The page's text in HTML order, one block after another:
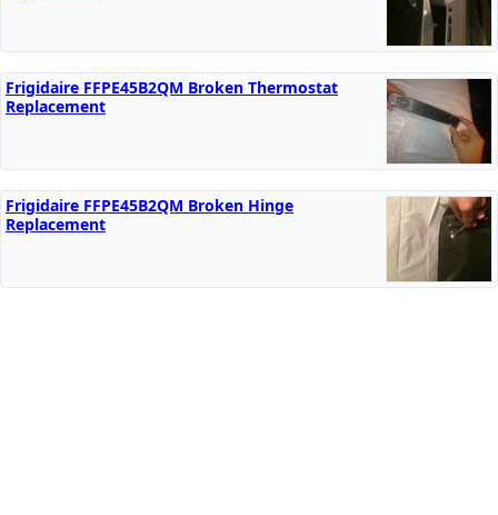
Frigidaire FFPE45B2QM Broken Thermostat
Replacement
Frigidaire FFPE45B2QM Broken Hinge
Replacement